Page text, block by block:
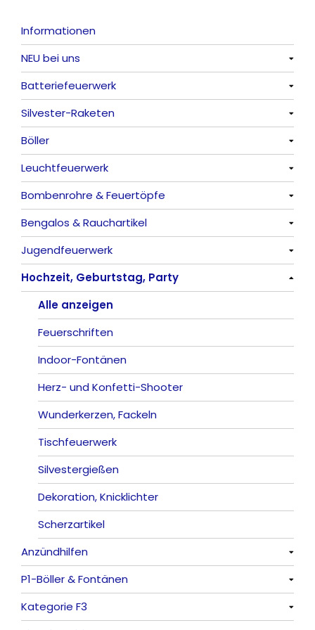
Informationen
NEU bei uns
Alle anzeigen
Batteriefeuerwerk
Alle anzeigen
Silvester-Raketen
Alle anzeigen
Böller
Alle anzeigen
China-Böller
Knaller / Kanonenschläge
Reibkopfknaller
Frösche, Pfeiffer
Leuchtfeuerwerk
Alle anzeigen
Vulkane
Fontänen
Sonnen
Feuervögel
Römische Lichter
Bombenrohre & Feuertöpfe
Alle anzeigen
Mit Rumms
Bezaubernde Effekte
Bengalos & Rauchartikel
Alle anzeigen
Bengalos
Rauchartikel
Jugendfeuerwerk
Alle anzeigen
Hochzeit, Geburtstag, Party
Alle anzeigen
Feuerschriften
Indoor-Fontänen
Herz- und Konfetti-Shooter
Wunderkerzen, Fackeln
Tischfeuerwerk
Silvestergießen
Dekoration, Knicklichter
Scherzartikel
Anzündhilfen
Alle anzeigen
P1-Böller & Fontänen
Alle anzeigen
Kategorie F3